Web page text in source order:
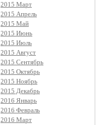
2015 Март
2015 Апрель
2015 Май
2015 Июнь
2015 Июль
2015 Август
2015 Сентябрь
2015 Октябрь
2015 Ноябрь
2015 Декабрь
2016 Январь
2016 Февраль
2016 Март